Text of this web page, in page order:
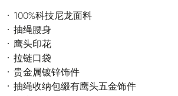
100%科技尼龙面料
抽绳腰身
鹰头印花
拉链口袋
贵金属镀锌饰件
抽绳收纳包缀有鹰头五金饰件